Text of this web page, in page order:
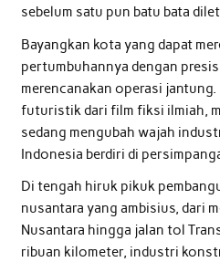
sebelum satu pun batu bata
Bayangkan kota yang dapat
pertumbuhannya dengan
merencanakan operasi
futuristik dari film fiksi ilmiah,
sedang mengubah wajah
Indonesia berdiri di
Di tengah hiruk pikuk
nusantara yang ambisius, dari
Nusantara hingga jalan tol
ribuan kilometer, industri